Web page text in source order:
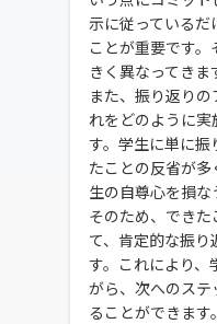
示に従っているだ
ことが重要です
きく異なってきま
また、振り返り
れをどのように
す。学生に単に振
たことの反省が
生の自尊心を損な
そのため、でき
て、肯定的な振
す。これにより、
がら、次へのステ
ることができます。